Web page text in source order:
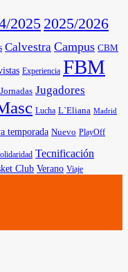
2025 2025/2026
Calvestra Campus CBM
Experiencia FBM
Jornadas Jugadores
Lucha L`Eliana Madrid
temporada Nuevo PlayOff
Tecnificación
Club Verano Viaje